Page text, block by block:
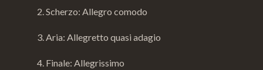
2. Scherzo: Allegro comodo
3. Aria: Allegretto quasi adagio
4. Finale: Allegrissimo